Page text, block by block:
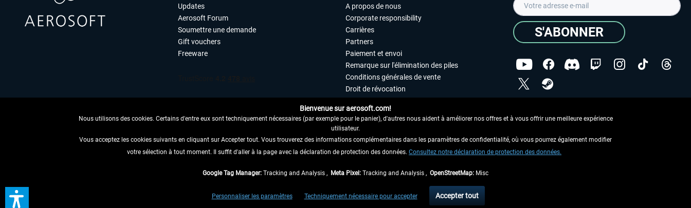
Updates
Aerosoft Forum
Soumettre une demande
Gift vouchers
Freeware
RENONCER AU CONTRAT ICI
A propos de nous
Corporate responsibility
Carrières
Partners
Paiement et envoi
Remarque sur l'élimination des piles
Conditions générales de vente
Droit de révocation
Accessibilité
Mentions légales
S'ABONNER
Copyright © Aerosoft GmbH - Tous droits réservés
et, le cas échéant, frais de remboursement, si aucune description contraire.
** S'applique aux envois vers l'Allemagne. Pour les autres pays, veuillez consulter les
informations d'expédition
Bienvenue sur aerosoft.com!
Nous utilisons des cookies. Certains d'entre eux sont techniquement nécessaires (par exemple pour le panier), d'autres nous aident à améliorer nos offres et à vous offrir une meilleure expérience
utilisateur.
Vous acceptez les cookies suivants en cliquant sur Accepter tout. Vous trouverez des informations complémentaires dans les paramètres de confidentialité, où vous pourrez également modifier
votre sélection à tout moment. Il suffit d'aller à la page avec la déclaration de protection des données. Consultez notre déclaration de protection des données.
Google Tag Manager: Tracking and Analysis , Meta Pixel: Tracking and Analysis , OpenStreetMap: Misc
Personnaliser les paramètres Techniquement nécessaire pour accepter Accepter tout